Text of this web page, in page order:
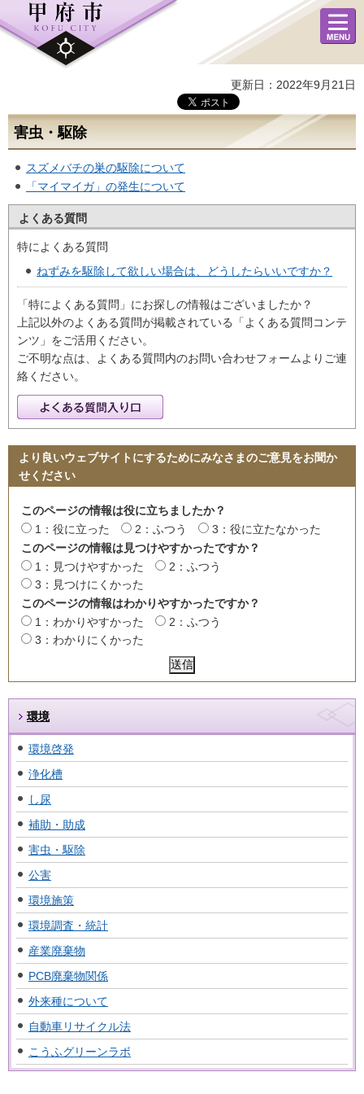
メニュ
ー
更新日：2022年9月21日
害虫・駆除
スズメバチの巣の駆除について
「マイマイガ」の発生について
よくある質問
特によくある質問
ねずみを駆除して欲しい場合は、どうしたらいいですか？
「特によくある質問」にお探しの情報はございましたか？
上記以外のよくある質問が掲載されている「よくある質問コンテ
ンツ」をご活用ください。
ご不明な点は、よくある質問内のお問い合わせフォームよりご連
絡ください。
より良いウェブサイトにするためにみなさまのご意見をお聞か
せください
このページの情報は役に立ちましたか？
1：役に立った
2：ふつう
3：役に立たなかった
このページの情報は見つけやすかったですか？
1：見つけやすかった
2：ふつう
3：見つけにくかった
このページの情報はわかりやすかったですか？
1：わかりやすかった
2：ふつう
3：わかりにくかった
環境
環境啓発
浄化槽
し尿
補助・助成
害虫・駆除
公害
環境施策
環境調査・統計
産業廃棄物
PCB廃棄物関係
外来種について
自動車リサイクル法
こうふグリーンラボ